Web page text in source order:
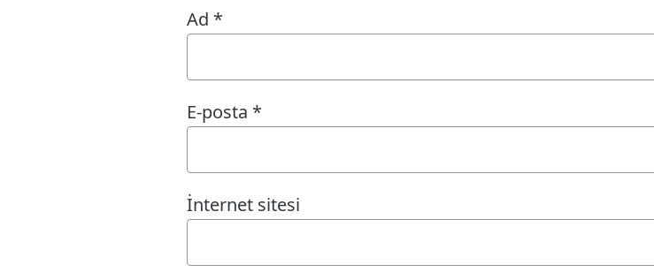
Ad *
E-posta *
İnternet sitesi